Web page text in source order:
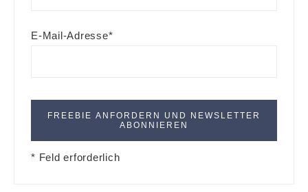
E-Mail-Adresse*
* Feld erforderlich